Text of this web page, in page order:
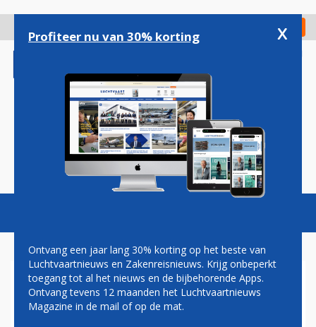
gaan
Check in
Magazine Podcasts Vacatures
RYANAIR PAST VERTREK AAN
VOOR PSV-FANS
Profiteer nu van 30% korting x
Ontvang een jaar lang 30% korting op het beste van
Luchtvaartnieuws en Zakenreisnieuws. Krijg onbeperkt
toegang tot al het nieuws en de bijbehorende Apps.
Ontvang tevens 12 maanden het Luchtvaartnieuws
Magazine in de mail of op de mat.